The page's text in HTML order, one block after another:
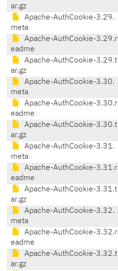
ar.gz
Apache-AuthCookie-3.29.
meta
Apache-AuthCookie-3.29.r
eadme
Apache-AuthCookie-3.29.t
ar.gz
Apache-AuthCookie-3.30.
meta
Apache-AuthCookie-3.30.r
eadme
Apache-AuthCookie-3.30.t
ar.gz
Apache-AuthCookie-3.31.
meta
Apache-AuthCookie-3.31.r
eadme
Apache-AuthCookie-3.31.t
ar.gz
Apache-AuthCookie-3.32.
meta
Apache-AuthCookie-3.32.r
eadme
Apache-AuthCookie-3.32.t
ar.gz